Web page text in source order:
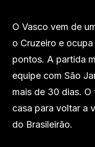
O Vasco vem de
o Cruzeiro e
pontos. A partida
equipe com São
mais de 30 dias.
casa para voltar a
do Brasileirão.